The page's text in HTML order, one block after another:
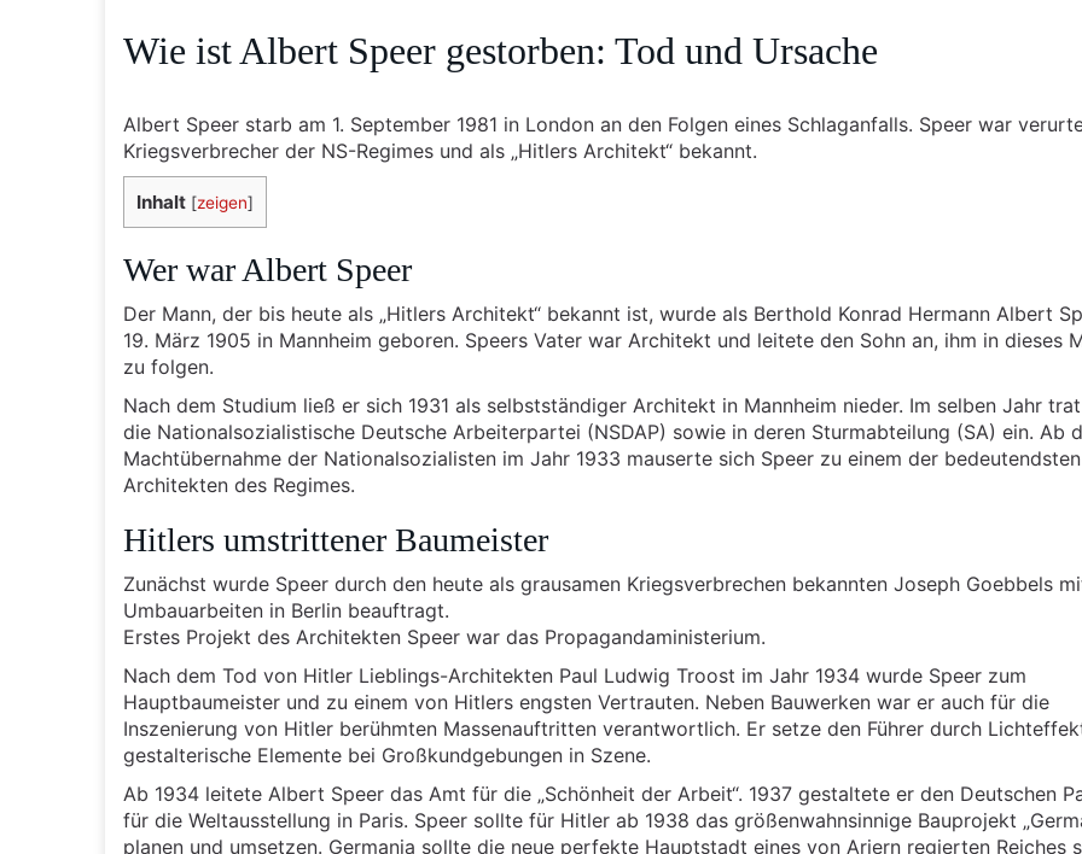
Wie ist Albert Speer gestorben: Tod und Ursache
Albert Speer starb am 1. September 1981 in London an den Folgen eines Schlaganfalls. Speer war
Kriegsverbrecher der NS-Regimes und als „Hitlers Architekt“ bekannt.
Inhalt [zeigen]
Wer war Albert Speer
Der Mann, der bis heute als „Hitlers Architekt“ bekannt ist, wurde als Berthold Konrad Hermann Albert
19. März 1905 in Mannheim geboren. Speers Vater war Architekt und leitete den Sohn an, ihm in dieses
zu folgen.
Nach dem Studium ließ er sich 1931 als selbstständiger Architekt in Mannheim nieder. Im selben Jahr
die Nationalsozialistische Deutsche Arbeiterpartei (NSDAP) sowie in deren Sturmabteilung (SA) ein. Ab
Machtübernahme der Nationalsozialisten im Jahr 1933 mauserte sich Speer zu einem der bedeutendsten
Architekten des Regimes.
Hitlers umstrittener Baumeister
Zunächst wurde Speer durch den heute als grausamen Kriegsverbrechen bekannten Joseph Goebbels
Umbauarbeiten in Berlin beauftragt.
Erstes Projekt des Architekten Speer war das Propagandaministerium.
Nach dem Tod von Hitler Lieblings-Architekten Paul Ludwig Troost im Jahr 1934 wurde Speer zum
Hauptbaumeister und zu einem von Hitlers engsten Vertrauten. Neben Bauwerken war er auch für die
Inszenierung von Hitler berühmten Massenauftritten verantwortlich. Er setze den Führer durch
gestalterische Elemente bei Großkundgebungen in Szene.
Ab 1934 leitete Albert Speer das Amt für die „Schönheit der Arbeit“. 1937 gestaltete er den Deutschen
für die Weltausstellung in Paris. Speer sollte für Hitler ab 1938 das größenwahnsinnige Bauprojekt
planen und umsetzen. Germania sollte die neue perfekte Hauptstadt eines von Ariern regierten Reiches